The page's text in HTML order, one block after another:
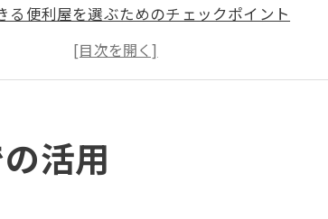
る便利屋を選ぶためのチェックポイント
サービス内容と利用の流れ
広島市黒瀬学園台の便利屋サービスの特徴
広島市黒瀬学園台について
活用